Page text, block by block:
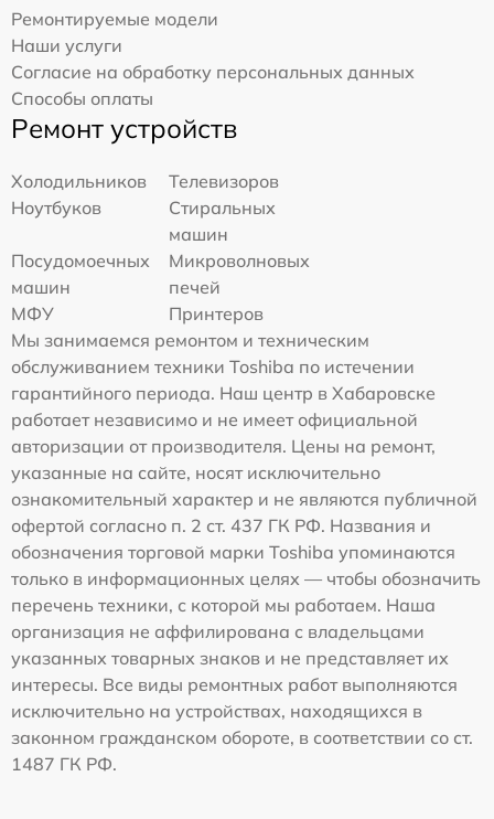
Ремонтируемые модели
Наши услуги
Согласие на обработку персональных данных
Способы оплаты
Ремонт устройств
Холодильников
Телевизоров
Ноутбуков
Стиральных
машин
Посудомоечных
машин
Микроволновых
печей
МФУ
Принтеров
Мы занимаемся ремонтом и техническим
обслуживанием техники Toshiba по истечении
гарантийного периода. Наш центр в Хабаровске
работает независимо и не имеет официальной
авторизации от производителя. Цены на ремонт,
указанные на сайте, носят исключительно
ознакомительный характер и не являются публичной
офертой согласно п. 2 ст. 437 ГК РФ. Названия и
обозначения торговой марки Toshiba упоминаются
только в информационных целях — чтобы обозначить
перечень техники, с которой мы работаем. Наша
организация не аффилирована с владельцами
указанных товарных знаков и не представляет их
интересы. Все виды ремонтных работ выполняются
исключительно на устройствах, находящихся в
законном гражданском обороте, в соответствии со ст.
1487 ГК РФ.